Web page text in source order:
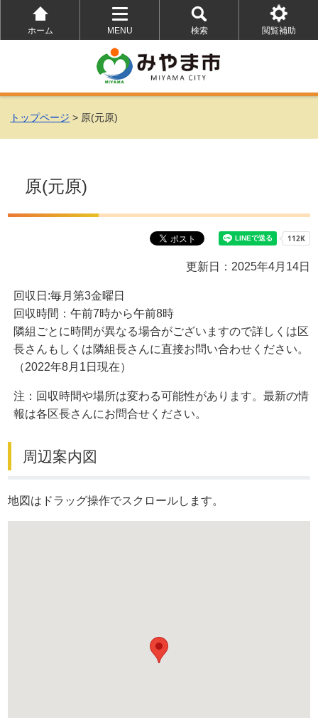
ホーム
MENU
を
開
く
検索
を
開
く
閲覧補助
を
トップページ > 原(元原)
原(元原)
更新日：2025年4月14日
回収日:毎月第3金曜日
回収時間：午前7時から午前8時
隣組ごとに時間が異なる場合がございますので詳しくは区
長さんもしくは隣組長さんに直接お問い合わせください。
（2022年8月1日現在）
注：回収時間や場所は変わる可能性があります。最新の情
報は各区長さんにお問合せください。
周辺案内図
地図はドラッグ操作でスクロールします。